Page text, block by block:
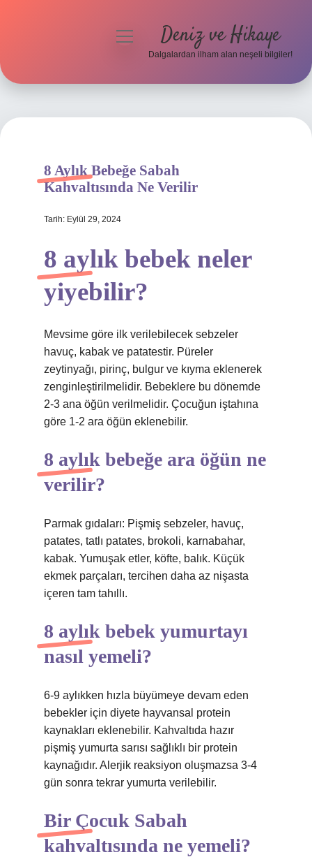
Hakkımızda
menüyü
Deniz ve Hikaye
Dalgalardan ilham alan neşeli bilgiler!
8 Aylık Bebeğe Sabah
Kahvaltısında Ne Verilir
Tarih: Eylül 29, 2024
8 aylık bebek neler
yiyebilir?
Mevsime göre ilk verilebilecek sebzeler
havuç, kabak ve patatestir. Püreler
zeytinyağı, pirinç, bulgur ve kıyma eklenerek
zenginleştirilmelidir. Bebeklere bu dönemde
2-3 ana öğün verilmelidir. Çocuğun iştahına
göre 1-2 ara öğün eklenebilir.
8 aylık bebeğe ara öğün ne
verilir?
Parmak gıdaları: Pişmiş sebzeler, havuç,
patates, tatlı patates, brokoli, karnabahar,
kabak. Yumuşak etler, köfte, balık. Küçük
ekmek parçaları, tercihen daha az nişasta
içeren tam tahıllı.
8 aylık bebek yumurtayı
nasıl yemeli?
6-9 aylıkken hızla büyümeye devam eden
bebekler için diyete hayvansal protein
kaynakları eklenebilir. Kahvaltıda hazır
pişmiş yumurta sarısı sağlıklı bir protein
kaynağıdır. Alerjik reaksiyon oluşmazsa 3-4
gün sonra tekrar yumurta verilebilir.
Bir Çocuk Sabah
kahvaltısında ne yemeli?